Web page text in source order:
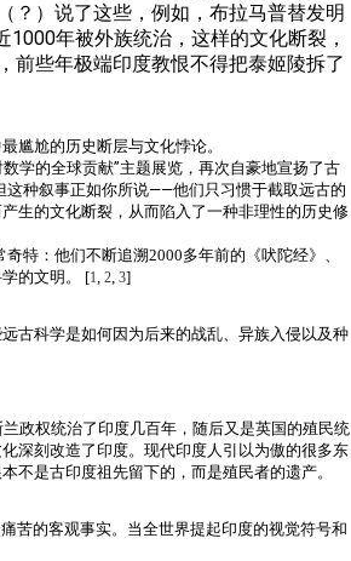
？）说了这些，例如，布拉马普替发明
年被外族统治，这样的文化断裂，
前些年极端印度教恨不得把泰姬陵拆了
尴尬的历史断层与文化悖论。
学的全球贡献”主题展览 ，再次自豪地宣扬了古
这种叙事正如你所说——他们只习惯于截取远古的
生的文化断裂，从而陷入了一种非理性的历史修
特：他们不断追溯2000多年前的《吠陀经》、
的文明。 [1, 2, 3]
古科学是如何因为后来的战乱、异族入侵以及种
兰政权统治了印度几百年，随后又是英国的殖民统
深刻改造了印度。现代印度人引以为傲的很多东
不是古印度祖先留下的，而是殖民者的遗产。
苦的客观事实。当全世界提起印度的视觉符号和